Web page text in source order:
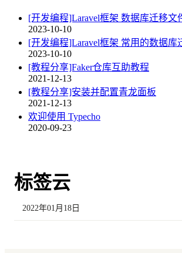
[开发编程]Laravel框架 数据库迁移文
2023-10-10
[开发编程]Laravel框架 常用的数据库
2023-10-10
[教程分享]Faker仓库互助教程
2021-12-13
[教程分享]安装并配置青龙面板
2021-12-13
欢迎使用 Typecho
2020-09-23
标签云
2022年01月18日